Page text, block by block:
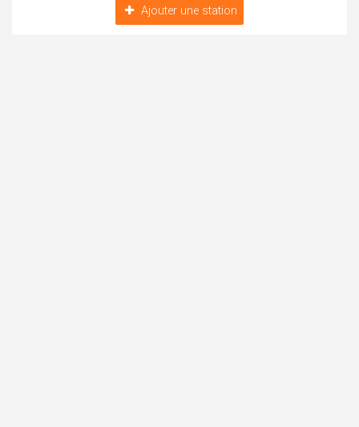
Ajouter une station